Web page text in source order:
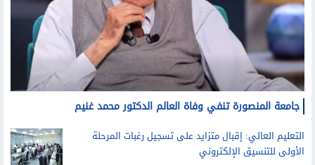
جامعة المنصورة تنفي وفاة العالم الدكتور محمد غنيم
التعليم العالي: إقبال متزايد على تسجيل رغبات المرحلة
الأولى للتنسيق الإلكتروني